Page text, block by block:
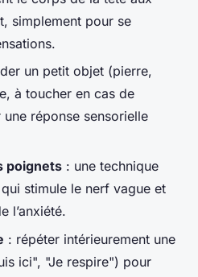
simplement pour se
un petit objet (pierre,
à toucher en cas de
réponse sensorielle
poignets : une technique
stimule le nerf vague et
l’anxiété.
: répéter intérieurement une
ici", "Je respire") pour